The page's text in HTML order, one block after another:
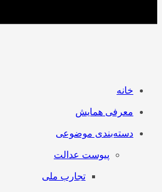
خانه
معرفی همایش
دسته‌بندی موضوعی
پیوست عدالت
تجارب ملی